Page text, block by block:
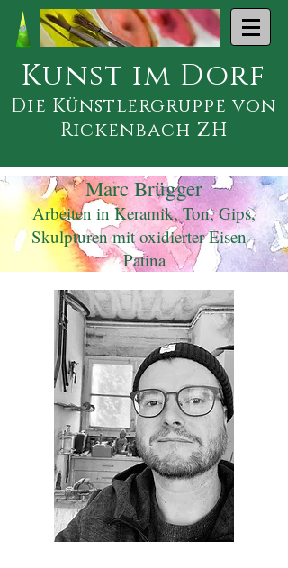
Kunst im Dorf
Die Künstlergruppe von
Rickenbach ZH
Marc Brügger
Arbeiten in Keramik, Ton, Gips,
Skulpturen mit oxidierter Eisen -
Patina